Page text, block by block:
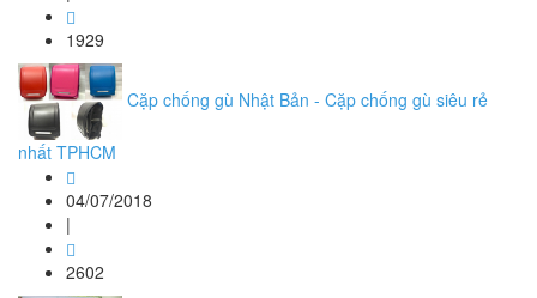
1929
Cặp chống gù Nhật Bản - Cặp chống gù siêu rẻ
nhất TPHCM
04/07/2018
|
2602